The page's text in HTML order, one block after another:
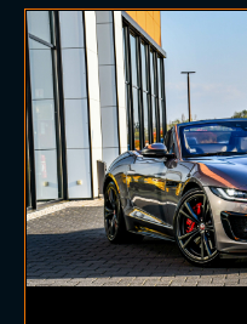
manuelle
automatique
diesel